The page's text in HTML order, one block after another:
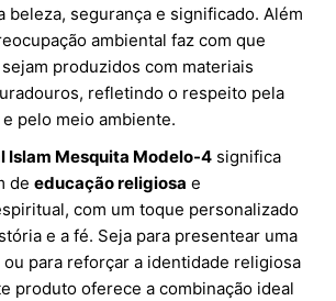
beleza, segurança e significado. Além
ambiental faz com que
produzidos com materiais
refletindo o respeito pela
e pelo meio ambiente.
Islam Mesquita Modelo-4 significa
de educação religiosa e
com um toque personalizado
e a fé. Seja para presentear uma
para reforçar a identidade religiosa
produto oferece a combinação ideal